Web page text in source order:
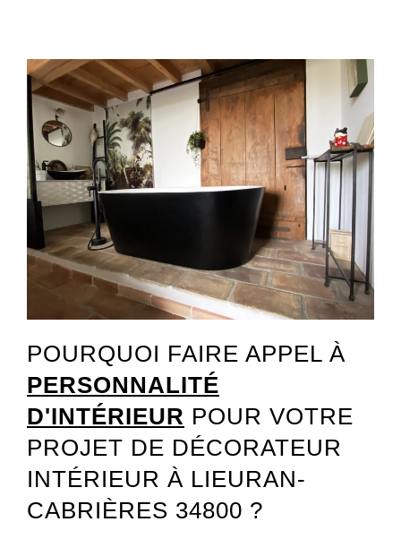
POURQUOI FAIRE APPEL À
PERSONNALITÉ
D'INTÉRIEUR POUR VOTRE
PROJET DE DÉCORATEUR
INTÉRIEUR À LIEURAN-
CABRIÈRES 34800 ?